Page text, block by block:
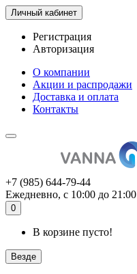
Личный кабинет
Регистрация
Авторизация
О компании
Акции и распродажи
Доставка и оплата
Контакты
+7 (985) 644-79-44
Ежедневно, с 10:00 до 21:00
0
В корзине пусто!
Везде